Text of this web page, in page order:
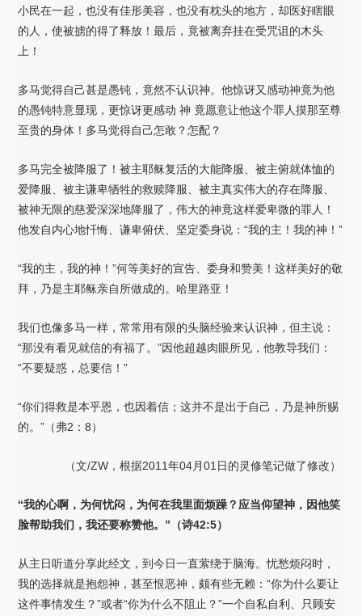
小民在一起，也没有佳形美容，也没有枕头的地方，却医好瞎眼
的人，使被掳的得了释放！最后，竟被离弃挂在受咒诅的木头
上！
多马觉得自己甚是愚钝，竟然不认识神。他惊讶又感动神竟为他
的愚钝特意显现，更惊讶更感动 神 竟愿意让他这个罪人摸那至尊
至贵的身体！多马觉得自己怎敢？怎配？
多马完全被降服了！被主耶稣复活的大能降服、被主俯就体恤的
爱降服、被主谦卑牺牲的救赎降服、被主真实伟大的存在降服、
被神无限的慈爱深深地降服了，伟大的神竟这样爱卑微的罪人！
他发自内心地忏悔、谦卑俯伏、坚定委身说：“我的主！我的神！”
“我的主，我的神！”何等美好的宣告、委身和赞美！这样美好的敬
拜，乃是主耶稣亲自所做成的。哈里路亚！
我们也像多马一样，常常用有限的头脑经验来认识神，但主说：
“那没有看见就信的有福了。”因他超越肉眼所见，他教导我们：
“不要疑惑，总要信！”
“你们得救是本乎恩，也因着信；这并不是出于自己，乃是神所赐
的。”（弗2：8）
（文/ZW，根据2011年04月01日的灵修笔记做了修改）
“我的心啊，为何忧闷，为何在我里面烦躁？应当仰望神，因他笑
脸帮助我们，我还要称赞他。”（诗42:5）
从主日听道分享此经文，到今日一直萦绕于脑海。忧愁烦闷时，
我的选择就是抱怨神，甚至恨恶神，颇有些无赖：“你为什么要让
这件事情发生？”或者“你为什么不阻止？”一个自私自利、只顾安